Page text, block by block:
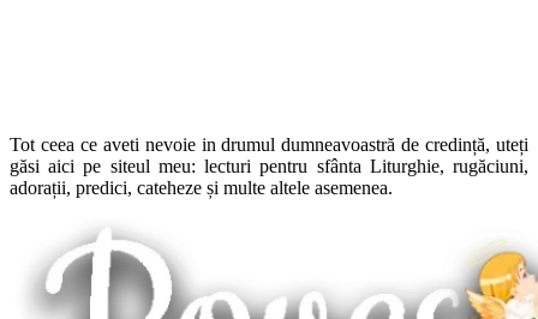
Tot ceea ce aveti nevoie in drumul dumneavoastră de credință, uteți
găsi aici pe siteul meu: lecturi pentru sfânta Liturghie, rugăciuni,
adorații, predici, cateheze și multe altele asemenea.